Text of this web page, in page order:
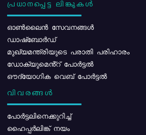
പ്രധാനപ്പെട്ട ലിങ്കുകൾ
ഓൺലൈൻ സേവനങ്ങൾ
ഡാഷ്ബോർഡ്
മുഖ്യമന്ത്രിയുടെ പരാതി പരിഹാരം
ഡോക്യുമെൻ്റ് പോർട്ടൽ
ഔദ്യോഗിക വെബ് പോർട്ടൽ
വിവരങ്ങൾ
പോര്‍ട്ടലിനെക്കുറിച്ച്
ഹൈപ്പർലിങ്ക് നയം